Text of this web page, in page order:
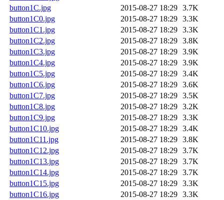
button1C.jpg
2015-08-27 18:29 3.7K
button1C0.jpg
2015-08-27 18:29 3.3K
button1C1.jpg
2015-08-27 18:29 3.3K
button1C2.jpg
2015-08-27 18:29 3.8K
button1C3.jpg
2015-08-27 18:29 3.9K
button1C4.jpg
2015-08-27 18:29 3.9K
button1C5.jpg
2015-08-27 18:29 3.4K
button1C6.jpg
2015-08-27 18:29 3.6K
button1C7.jpg
2015-08-27 18:29 3.5K
button1C8.jpg
2015-08-27 18:29 3.2K
button1C9.jpg
2015-08-27 18:29 3.3K
button1C10.jpg
2015-08-27 18:29 3.4K
button1C11.jpg
2015-08-27 18:29 3.8K
button1C12.jpg
2015-08-27 18:29 3.7K
button1C13.jpg
2015-08-27 18:29 3.7K
button1C14.jpg
2015-08-27 18:29 3.7K
button1C15.jpg
2015-08-27 18:29 3.3K
button1C16.jpg
2015-08-27 18:29 3.3K